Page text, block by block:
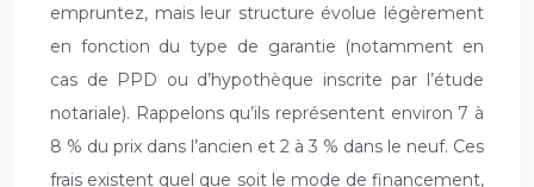
empruntez, mais leur structure évolue légèrement
en fonction du type de garantie (notamment en
cas de PPD ou d’hypothèque inscrite par l’étude
notariale). Rappelons qu’ils représentent environ 7 à
8 % du prix dans l’ancien et 2 à 3 % dans le neuf. Ces
frais existent quel que soit le mode de financement,